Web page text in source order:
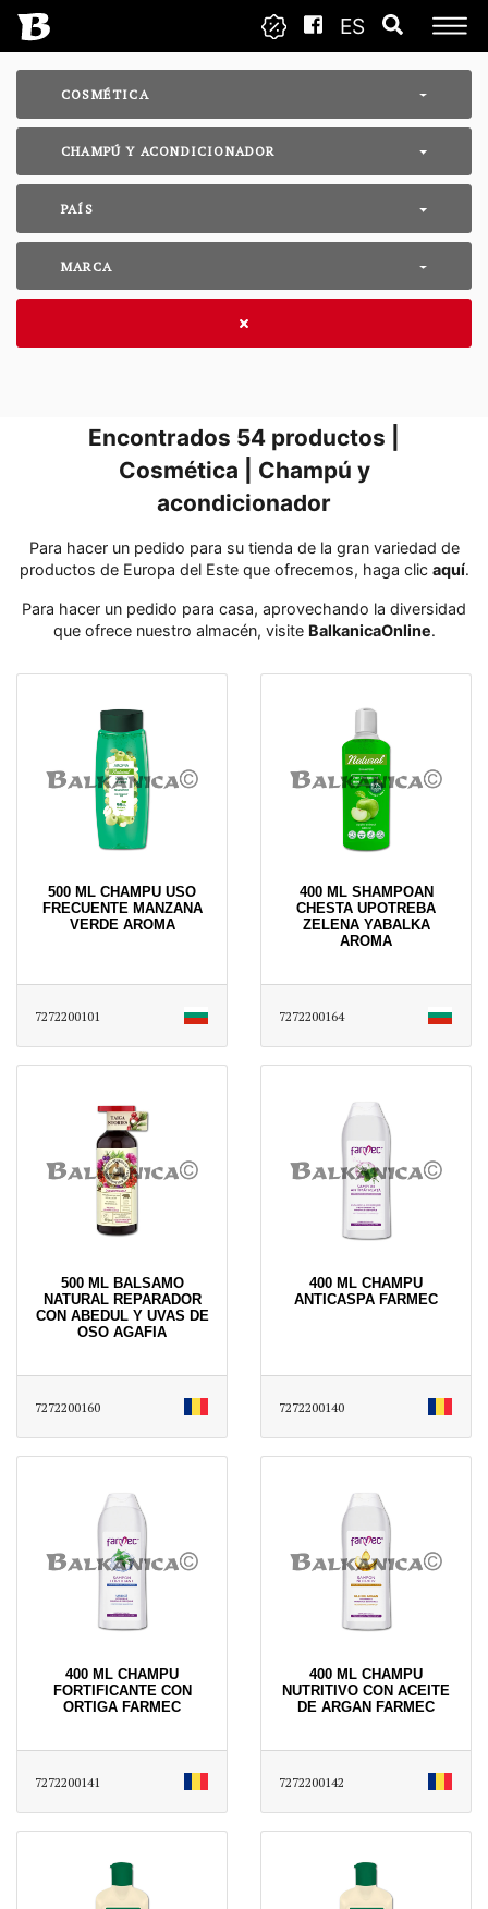
ES
COSMÉTICA
CHAMPÚ Y ACONDICIONADOR
PAÍS
MARCA
Encontrados 54 productos |
Cosmética | Champú y
acondicionador
Para hacer un pedido para su tienda de la gran variedad de
productos de Europa del Este que ofrecemos, haga clic aquí․
Para hacer un pedido para casa, aprovechando la diversidad
que ofrece nuestro almacén, visite BalkanicaOnline․
500 ML CHAMPU USO
FRECUENTE MANZANA
VERDE AROMA
7272200101
400 ML SHAMPOAN
CHESTA UPOTREBA
ZELENA YABALKA
AROMA
7272200164
500 ML BALSAMO
NATURAL REPARADOR
CON ABEDUL Y UVAS DE
OSO AGAFIA
7272200160
400 ML CHAMPU
ANTICASPA FARMEC
7272200140
400 ML CHAMPU
FORTIFICANTE CON
ORTIGA FARMEC
7272200141
400 ML CHAMPU
NUTRITIVO CON ACEITE
DE ARGAN FARMEC
7272200142